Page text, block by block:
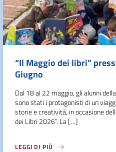
“Il Maggio dei libri”
Giugno
Dal 18 al 22 maggio, gli alunni
sono stati i protagonisti di un
storie e creatività, in occasione
dei Libri 2026”. La […]
LEGGI DI PIÙ